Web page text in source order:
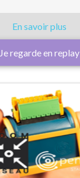
Je regarde en replay